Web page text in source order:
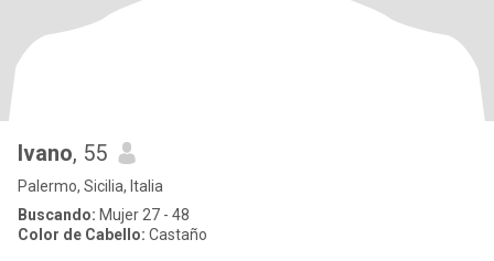
Ivano, 55
Palermo, Sicilia, Italia
Buscando: Mujer 27 - 48
Color de Cabello: Castaño